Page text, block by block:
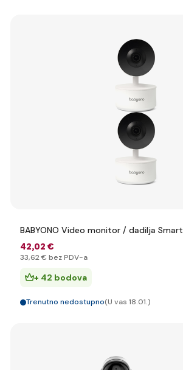
BABYONO Video monitor / dadilja Smart
42,02 €
33,62 € bez PDV-a
+ 42 bodova
Trenutno nedostupno(U vas 18.01.)